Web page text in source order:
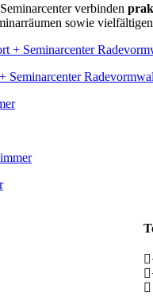
verbinden
sowie